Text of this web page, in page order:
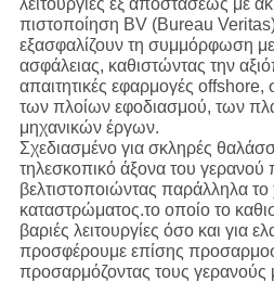
λειτουργίες εξ αποστάσεως με
πιστοποίηση BV (Bureau
εξασφαλίζουν τη συμμόρφωση
ασφάλειας, καθιστώντας την
απαιτητικές εφαρμογές
των πλοίων εφοδιασμού, των
μηχανικών έργων.
Σχεδιασμένο για σκληρές
τηλεσκοπικό άξονα του γερανού
βελτιστοποιώντας παράλληλα
καταστρώματος.το οποίο το
βαριές λειτουργίες όσο και για
προσφέρουμε επίσης
προσαρμόζοντας τους γερανούς